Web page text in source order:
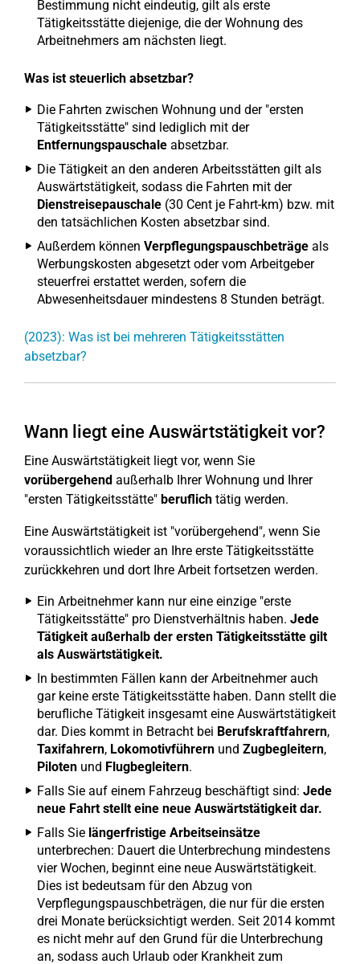
Bestimmung nicht eindeutig, gilt als erste
Tätigkeitsstätte diejenige, die der Wohnung des
Arbeitnehmers am nächsten liegt.
Was ist steuerlich absetzbar?
Die Fahrten zwischen Wohnung und der "ersten
Tätigkeitsstätte" sind lediglich mit der
Entfernungspauschale absetzbar.
Die Tätigkeit an den anderen Arbeitsstätten gilt als
Auswärtstätigkeit, sodass die Fahrten mit der
Dienstreisepauschale (30 Cent je Fahrt-km) bzw. mit
den tatsächlichen Kosten absetzbar sind.
Außerdem können Verpflegungspauschbeträge als
Werbungskosten abgesetzt oder vom Arbeitgeber
steuerfrei erstattet werden, sofern die
Abwesenheitsdauer mindestens 8 Stunden beträgt.
(2023): Was ist bei mehreren Tätigkeitsstätten
absetzbar?
Wann liegt eine Auswärtstätigkeit vor?
Eine Auswärtstätigkeit liegt vor, wenn Sie
vorübergehend außerhalb Ihrer Wohnung und Ihrer
"ersten Tätigkeitsstätte" beruflich tätig werden.
Eine Auswärtstätigkeit ist "vorübergehend", wenn Sie
voraussichtlich wieder an Ihre erste Tätigkeitsstätte
zurückkehren und dort Ihre Arbeit fortsetzen werden.
Ein Arbeitnehmer kann nur eine einzige "erste
Tätigkeitsstätte" pro Dienstverhältnis haben. Jede
Tätigkeit außerhalb der ersten Tätigkeitsstätte gilt
als Auswärtstätigkeit.
In bestimmten Fällen kann der Arbeitnehmer auch
gar keine erste Tätigkeitsstätte haben. Dann stellt die
berufliche Tätigkeit insgesamt eine Auswärtstätigkeit
dar. Dies kommt in Betracht bei Berufskraftfahrern,
Taxifahrern, Lokomotivführern und Zugbegleitern,
Piloten und Flugbegleitern.
Falls Sie auf einem Fahrzeug beschäftigt sind: Jede
neue Fahrt stellt eine neue Auswärtstätigkeit dar.
Falls Sie längerfristige Arbeitseinsätze
unterbrechen: Dauert die Unterbrechung mindestens
vier Wochen, beginnt eine neue Auswärtstätigkeit.
Dies ist bedeutsam für den Abzug von
Verpflegungspauschbeträgen, die nur für die ersten
drei Monate berücksichtigt werden. Seit 2014 kommt
es nicht mehr auf den Grund für die Unterbrechung
an, sodass auch Urlaub oder Krankheit zum